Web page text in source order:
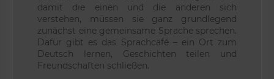
damit die einen und die anderen sich
verstehen, müssen sie ganz grundlegend
zunächst eine gemeinsame Sprache sprechen.
Dafür gibt es das Sprachcafé – ein Ort zum
Deutsch lernen, Geschichten teilen und
Freundschaften schließen.